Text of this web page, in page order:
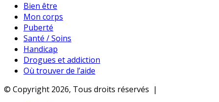
Bien être
Mon corps
Puberté
Santé / Soins
Handicap
Drogues et addiction
Où trouver de l’aide
© Copyright 2026, Tous droits réservés |